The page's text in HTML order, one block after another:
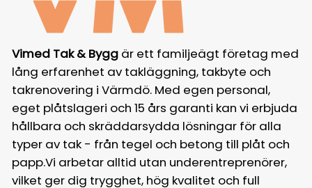
Vimed Tak & Byggär ett familjeägt företag med
lång erfarenhet av takläggning, takbyte och
takrenovering i Värmdö. Med egen personal,
eget plåtslageri och 15 års garanti kan vi erbjuda
hållbara och skräddarsydda lösningar för alla
typer av tak - från tegel och betong till plåt och
papp.Vi arbetar alltid utan underentreprenörer,
vilket ger dig trygghet, hög kvalitet och full